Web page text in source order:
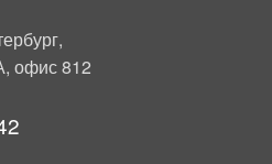
офис 812